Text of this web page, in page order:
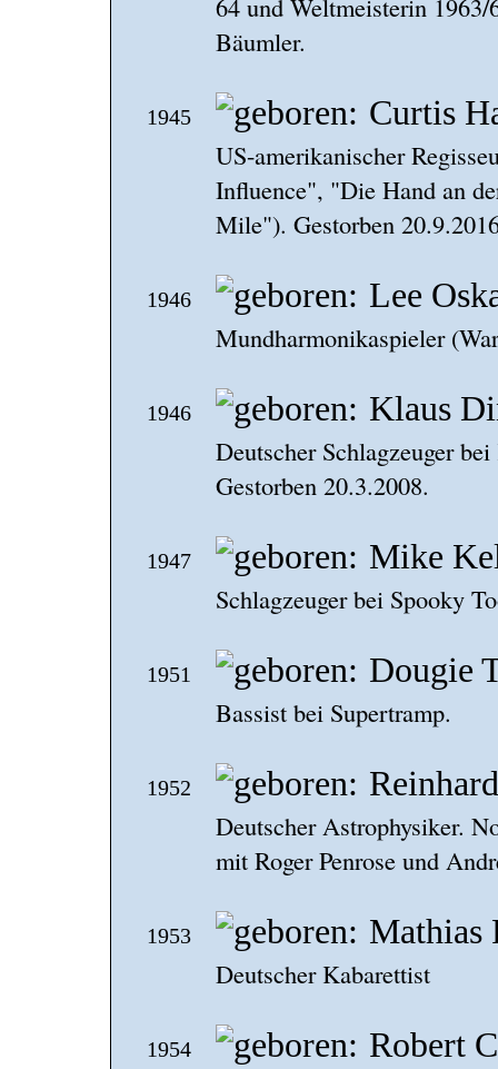
64 und Weltmeisterin
Bäumler.
1945 Curtis
US-amerikanischer
Influence", "Die Hand an
Mile"). Gestorben
1946 Lee
Mundharmonikaspieler
1946 Klaus
Deutscher Schlagzeuger
Gestorben 20.3.2008.
1947 Mike
Schlagzeuger bei Spooky
1951 Dougie
Bassist bei Supertramp.
1952
Deutscher Astrophysiker.
mit Roger Penrose und
1953 Mathias
Deutscher Kabarettist
1954 Robert